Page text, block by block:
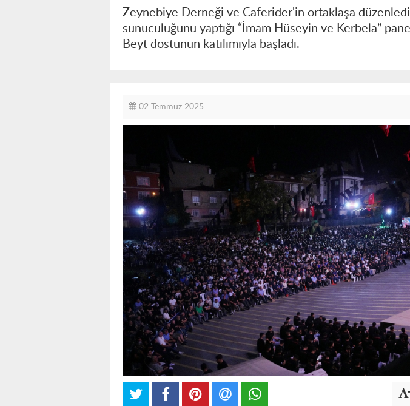
Zeynebiye Derneği ve Caferider'in ortaklaşa
sunuculuğunu yaptığı “İmam Hüseyin ve Kerbela”
Beyt dostunun katılımıyla başladı.
02 Temmuz 2025